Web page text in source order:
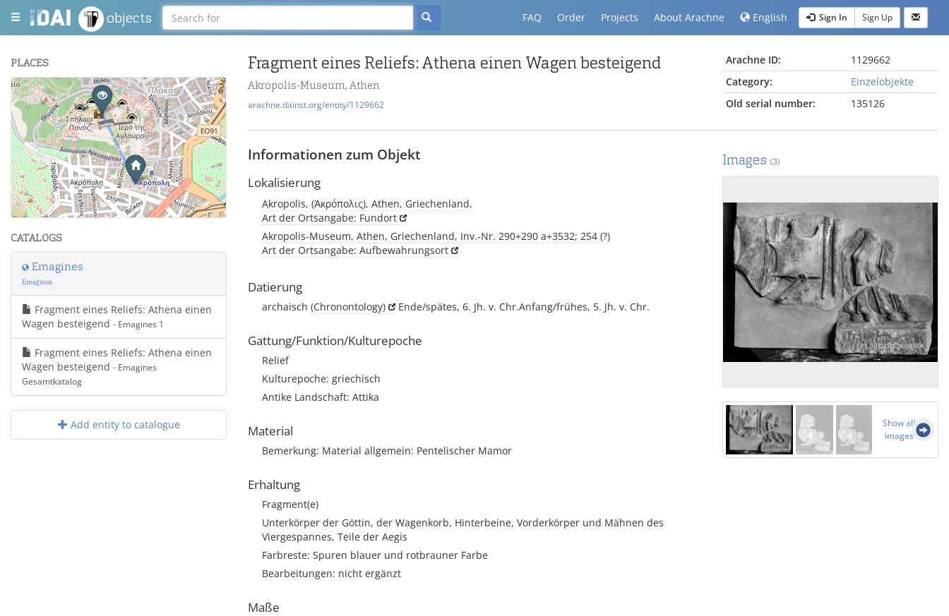
objects FAQ Order Projects About Arachne English Sign In Sign Up
PLACES
+
Leaflet| Maps and Data ©OpenStreetMap.
CATALOGS
Emagines
Emagines
Fragment eines Reliefs: Athena einen
Wagen besteigend - Emagines 1
Fragment eines Reliefs: Athena einen
Wagen besteigend - Emagines
Gesamtkatalog
Add entity to catalogue
Fragment eines Reliefs: Athena einen Wagen besteigend
Akropolis-Museum, Athen
arachne.dainst.org/entity/1129662
Arachne ID:
1129662
Category:
Einzelobjekte
Old serial number:
135126
Informationen zum Objekt
Lokalisierung
Akropolis, (Ἀκρόπολις), Athen, Griechenland,
Art der Ortsangabe: Fundort
Akropolis-Museum, Athen, Griechenland, Inv.-Nr. 290+290 a+3532; 254 (?)
Art der Ortsangabe: Aufbewahrungsort
Datierung
archaisch (Chronontology) Ende/spätes, 6. Jh. v. Chr.Anfang/frühes, 5. Jh. v. Chr.
Gattung/Funktion/Kulturepoche
Relief
Kulturepoche: griechisch
Antike Landschaft: Attika
Material
Bemerkung: Material allgemein: Pentelischer Mamor
Erhaltung
Fragment(e)
Unterkörper der Göttin, der Wagenkorb, Hinterbeine, Vorderkörper und Mähnen des
Viergespannes, Teile der Aegis
Farbreste: Spuren blauer und rotbrauner Farbe
Bearbeitungen: nicht ergänzt
Maße
Images (3)
Show all
images